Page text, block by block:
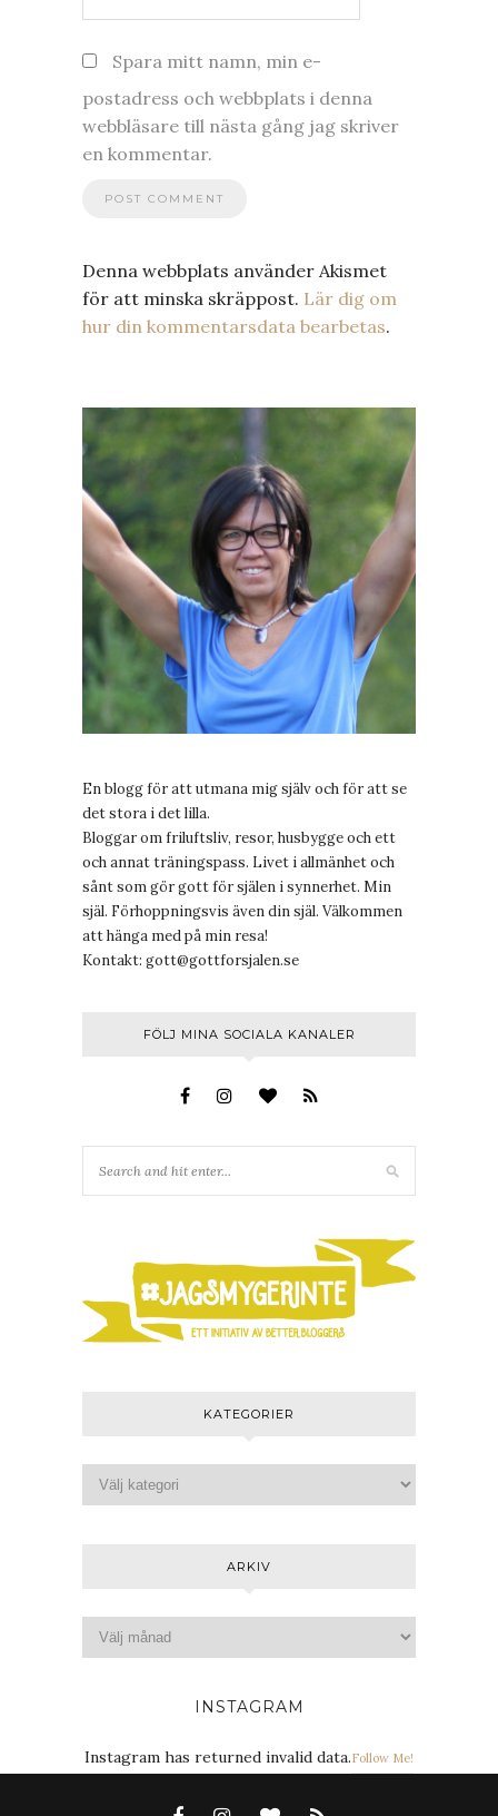
Spara mitt namn, min e-
postadress och webbplats i denna
webbläsare till nästa gång jag skriver
en kommentar.
Denna webbplats använder Akismet
för att minska skräppost. Lär dig om
hur din kommentarsdata bearbetas.
En blogg för att utmana mig själv och för att se
det stora i det lilla.
Bloggar om friluftsliv, resor, husbygge och ett
och annat träningspass. Livet i allmänhet och
sånt som gör gott för själen i synnerhet. Min
själ. Förhoppningsvis även din själ. Välkommen
att hänga med på min resa!
Kontakt: gott@gottforsjalen.se
FÖLJ MINA SOCIALA KANALER
KATEGORIER
ARKIV
INSTAGRAM
Instagram has returned invalid data.Follow Me!